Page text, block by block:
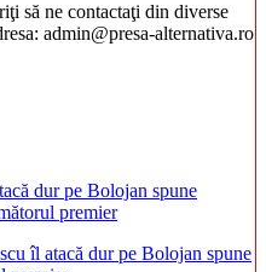
să ne contactaţi din diverse
admin@presa-alternativa.ro
îl atacă dur pe Bolojan spune